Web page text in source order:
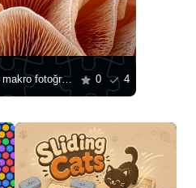
Mercan mantarlarının makro fotoğrafı 0 4